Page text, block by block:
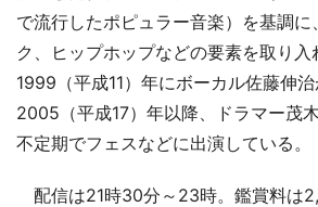
で流行したポピュラー音楽）を基調に
ク、ヒップホップなどの要素を取り入
1999（平成11）年にボーカル佐藤伸治
2005（平成17）年以降、ドラマー茂
不定期でフェスなどに出演している。
配信は21時30分～23時。鑑賞料は